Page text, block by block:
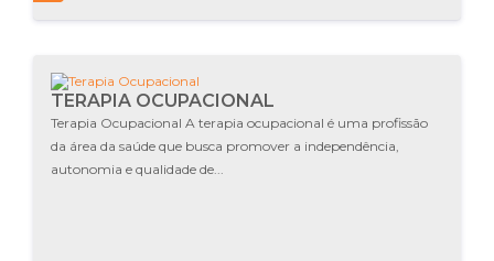
TERAPIA OCUPACIONAL
Terapia Ocupacional A terapia ocupacional é uma profissão
da área da saúde que busca promover a independência,
autonomia e qualidade de...